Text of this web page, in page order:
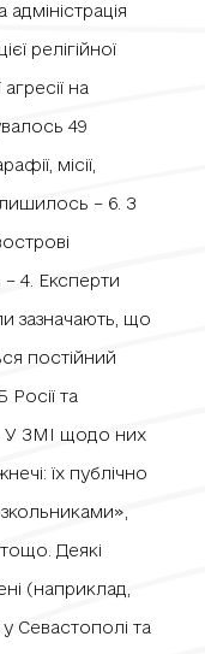
релігійної
на
49
місії,
– 6. З
4. Експерти
зазначають, що
постійний
Росії та
У ЗМІ щодо них
їх публічно
тощо Деякі
(наприклад,
Севастополі та